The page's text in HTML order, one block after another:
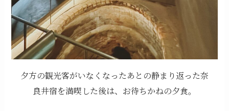
夕方の観光客がいなくなったあとの静まり返った奈
良井宿を満喫した後は、お待ちかねの夕食。